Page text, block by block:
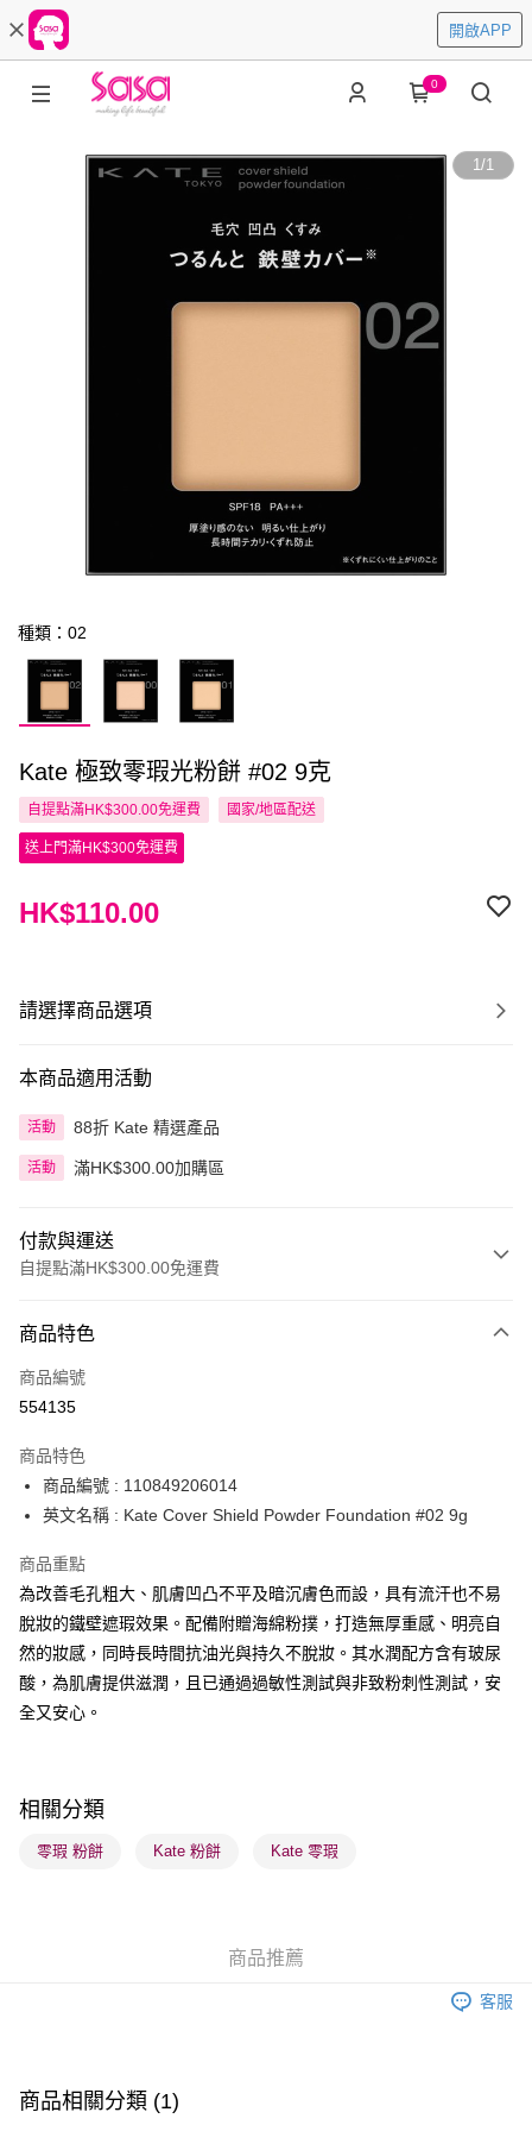
開啟APP
0
1/1
種類：02
Kate 極致零瑕光粉餅 #02 9克
自提點滿HK$300.00免運費 國家/地區配送
送上門滿HK$300免運費
HK$110.00
請選擇商品選項
本商品適用活動
活動 88折 Kate 精選產品
活動 滿HK$300.00加購區
付款與運送
自提點滿HK$300.00免運費
信用卡
Apple Pay
PayMe
WeChat Pay
BoC Pay
送貨方式
順豐自助櫃 - 確認發貨後1-3個工作天送達
每筆HK$65.00，滿HK$300.00或以上免運費
確認發貨後1-3 工作天送達，訂單將隨機分配至SF順豐速運或京東
物流公司進行物流配送
取。逾期會取消訂單，並不會安排重寄
每筆HK$20.00，滿HK$100.00或以上免運費
商品特色
商品編號
554135
商品特色
商品編號 : 110849206014
英文名稱 : Kate Cover Shield Powder Foundation #02 9g
商品重點
為改善毛孔粗大、肌膚凹凸不平及暗沉膚色而設，具有流汗也不易
脫妝的鐵壁遮瑕效果。配備附贈海綿粉撲，打造無厚重感、明亮自
然的妝感，同時長時間抗油光與持久不脫妝。其水潤配方含有玻尿
酸，為肌膚提供滋潤，且已通過過敏性測試與非致粉刺性測試，安
全又安心。
相關分類
零瑕 粉餅 Kate 粉餅 Kate 零瑕
商品推薦
客服
商品相關分類 (1)